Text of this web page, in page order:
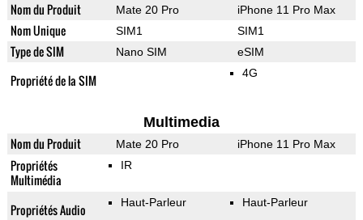
Nom du Produit Mate 20 Pro iPhone 11 Pro Max
Nom Unique SIM1 SIM1
Type de SIM Nano SIM eSIM
Propriété de la SIM 4G
Multimedia
Nom du Produit Mate 20 Pro iPhone 11 Pro Max
Propriétés
Multimédia
IR
Propriétés Audio Haut-Parleur Haut-Parleur